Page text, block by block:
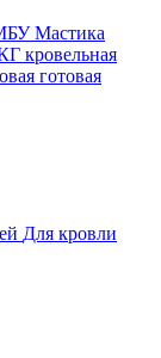
Мастика
кровельная
готовая
Для кровли